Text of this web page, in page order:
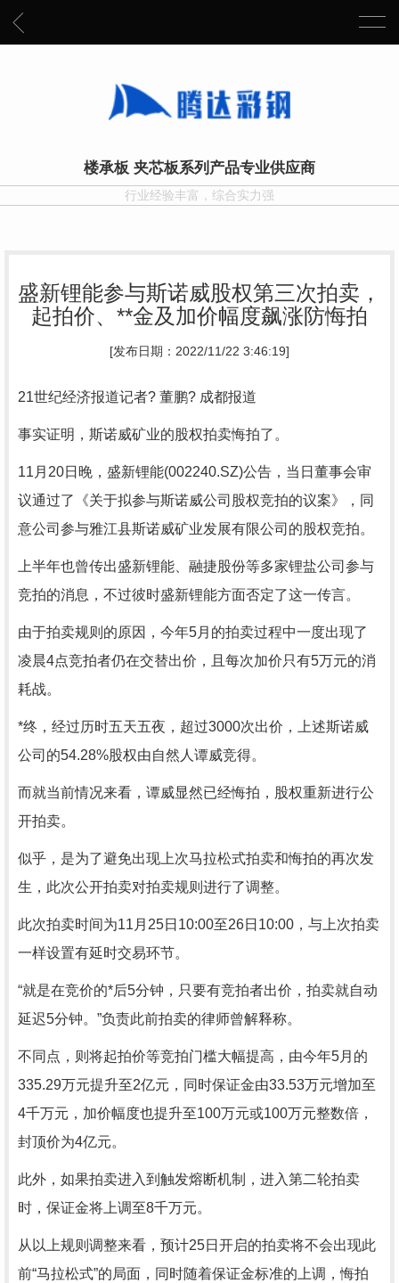
楼承板 夹芯板系列产品专业供应商
行业经验丰富，综合实力强
盛新锂能参与斯诺威股权第三次拍卖，
起拍价、**金及加价幅度飙涨防悔拍
[发布日期：2022/11/22 3:46:19]
21世纪经济报道记者? 董鹏? 成都报道
事实证明，斯诺威矿业的股权拍卖悔拍了。
11月20日晚，盛新锂能(002240.SZ)公告，当日董事会审
议通过了《关于拟参与斯诺威公司股权竞拍的议案》，同
意公司参与雅江县斯诺威矿业发展有限公司的股权竞拍。
上半年也曾传出盛新锂能、融捷股份等多家锂盐公司参与
竞拍的消息，不过彼时盛新锂能方面否定了这一传言。
由于拍卖规则的原因，今年5月的拍卖过程中一度出现了
凌晨4点竞拍者仍在交替出价，且每次加价只有5万元的消
耗战。
*终，经过历时五天五夜，超过3000次出价，上述斯诺威
公司的54.28%股权由自然人谭威竞得。
而就当前情况来看，谭威显然已经悔拍，股权重新进行公
开拍卖。
似乎，是为了避免出现上次马拉松式拍卖和悔拍的再次发
生，此次公开拍卖对拍卖规则进行了调整。
此次拍卖时间为11月25日10:00至26日10:00，与上次拍卖
一样设置有延时交易环节。
“就是在竞价的*后5分钟，只要有竞拍者出价，拍卖就自动
延迟5分钟。”负责此前拍卖的律师曾解释称。
不同点，则将起拍价等竞拍门槛大幅提高，由今年5月的
335.29万元提升至2亿元，同时保证金由33.53万元增加至
4千万元，加价幅度也提升至100万元或100万元整数倍，
封顶价为4亿元。
此外，如果拍卖进入到触发熔断机制，进入第二轮拍卖
时，保证金将上调至8千万元。
从以上规则调整来看，预计25日开启的拍卖将不会出现此
前“马拉松式”的局面，同时随着保证金标准的上调，悔拍